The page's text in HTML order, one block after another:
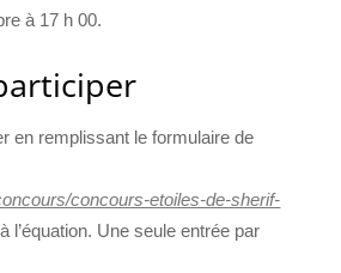
à 17 h 00.
en remplissant le formulaire de
concours-etoiles-de-sherif-
l’équation. Une seule entrée par